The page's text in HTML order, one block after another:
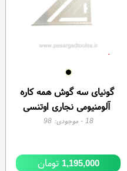
گونیای سه گوش همه کاره
آلومنیومی نجاری اوتنسی
18 - موجودی:98
1,195,000 تومان